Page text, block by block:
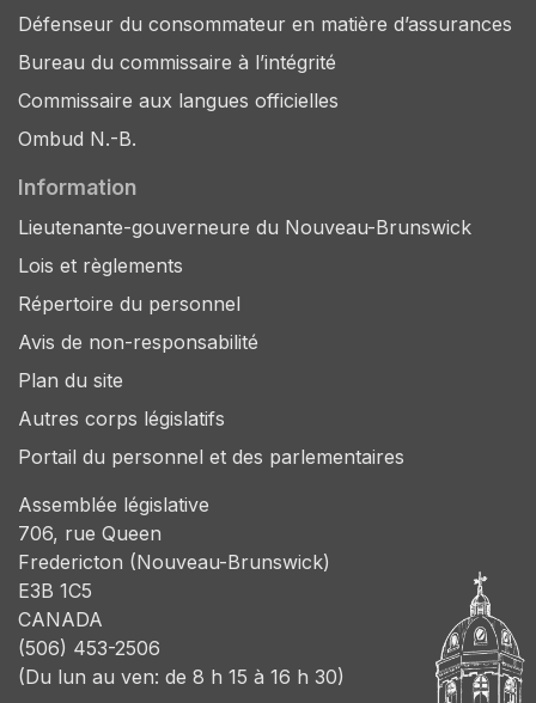
Défenseur du consommateur en matière d’assurances
Bureau du commissaire à l’intégrité
Commissaire aux langues officielles
Ombud N.-B.
Information
Lieutenante-gouverneure du Nouveau-Brunswick
Lois et règlements
Répertoire du personnel
Avis de non-responsabilité
Plan du site
Autres corps législatifs
Portail du personnel et des parlementaires
Assemblée législative
706, rue Queen
Fredericton (Nouveau-Brunswick)
E3B 1C5
CANADA
(506) 453-2506
(Du lun au ven: de 8 h 15 à 16 h 30)